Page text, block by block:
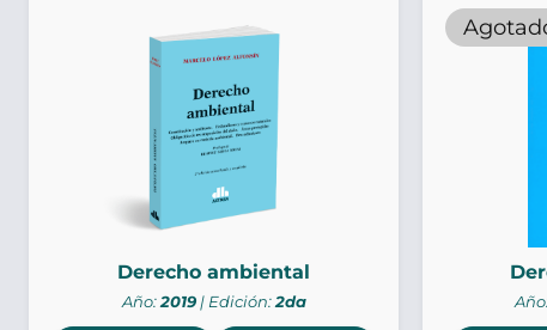
Derecho ambiental
Año:2019| Edición:2da